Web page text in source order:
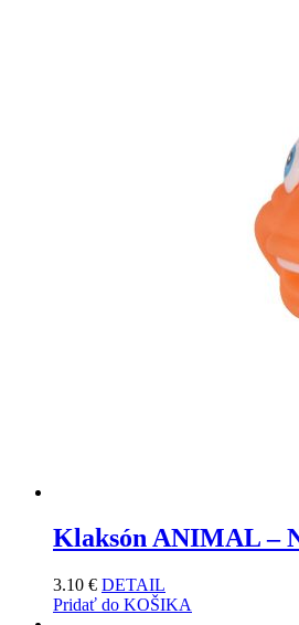
Klaksón ANIMAL –
3.10 € DETAIL
Pridať do KOŠIKA